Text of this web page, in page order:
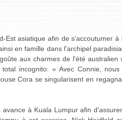
Est asiatique afin de s'accoutumer à
en famille dans l'archipel
aux charmes de l'été australien
incognito: « Avec Connie,
Cora se singularisent en
à Kuala Lumpur afin